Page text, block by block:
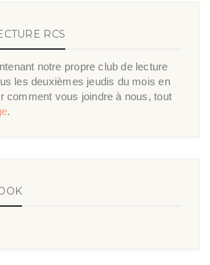
RCS
notre propre club de lecture
les deuxièmes jeudis du mois en
comment vous joindre à nous, tout
.